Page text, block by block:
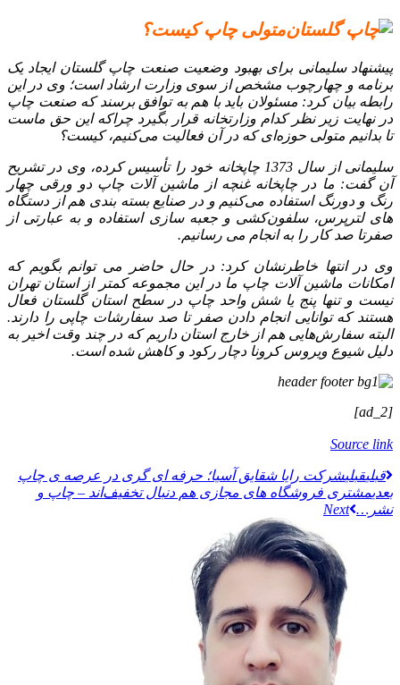
متولی چاپ کیست؟
پیشنهاد سلیمانی برای بهبود وضعیت صنعت چاپ گلستان ایجاد یک
برنامه و چهارچوب مشخص از سوی وزارت ارشاد است؛ وی در این
رابطه بیان کرد: مسئولان باید با هم به توافق برسند که صنعت چاپ
در نهایت زیر نظر کدام وزارتخانه قرار بگیرد چراکه این حق ماست
تا بدانیم متولی حوزه‌ای که در آن فعالیت می‌کنیم، کیست؟
سلیمانی از سال 1373 چاپخانه خود را تأسیس کرده، وی در تشریح
آن گفت: ما در چاپخانه غنچه از ماشین‌ آلات چاپ دو ورقی چهار
رنگ و دورنگ استفاده می‌کنیم و در صنایع بسته‌ بندی هم از دستگاه‌
های لترپرس، سلفون‌کشی و جعبه‌ سازی استفاده و به عبارتی از
صفرتا صد کار را به انجام می‌ رسانیم.
وی در انتها خاطرنشان کرد: در حال حاضر می‌ توانم بگویم که
امکانات ماشین‌ آلات چاپ ما در این مجموعه کمتر از استان تهران
نیست و تنها پنج یا شش واحد چاپ در سطح استان گلستان فعال
هستند که توانایی انجام دادن صفر تا صد سفارشات چاپی را دارند.
البته سفارش‌هایی هم از خارج استان داریم که در چند وقت اخیر به
دلیل شیوع ویروس کرونا دچار رکود و کاهش شده است.
[ad_2]
Source link
قبليقبلیشرکت رایا شقایق آسیا؛ حرفه ای گری در عرصه ی چاپ
بعدیمشتری فروشگاه‌ های مجازی هم دنبال تخفیف‌اند – چاپ و
نشر…